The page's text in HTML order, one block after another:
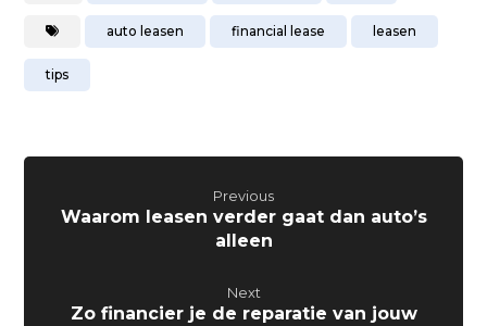
auto leasen financial lease leasen
tips
Previous
Waarom leasen verder gaat dan auto’s
alleen
Next
Zo financier je de reparatie van jouw